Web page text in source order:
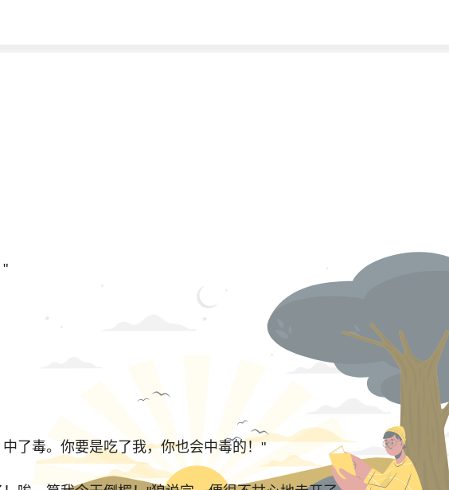
"
了毒。你要是吃了我，你也会中毒的！"